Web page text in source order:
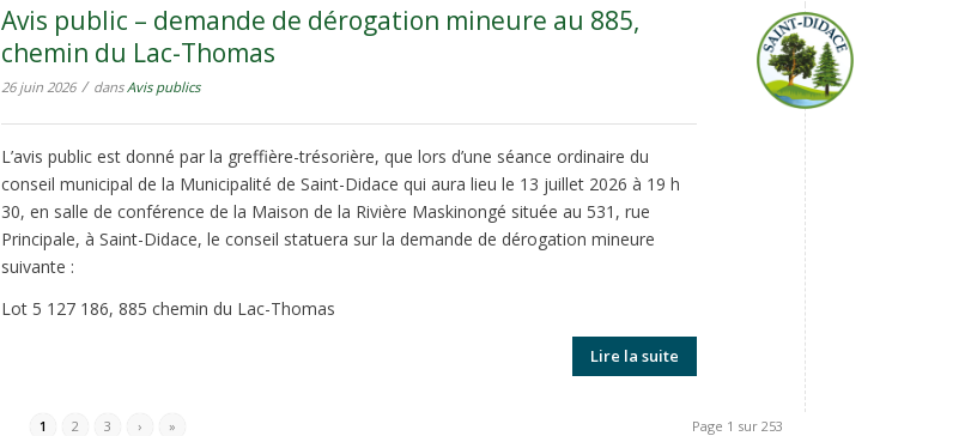
Avis public – demande de dérogation mineure au 885,
chemin du Lac-Thomas
26 juin 2026 / dansAvis publics
L’avis public est donné par la greffière-trésorière, que lors d’une séance ordinaire du
conseil municipal de la Municipalité de Saint-Didace qui aura lieu le 13 juillet 2026 à 19 h
30, en salle de conférence de la Maison de la Rivière Maskinongé située au 531, rue
Principale, à Saint-Didace, le conseil statuera sur la demande de dérogation mineure
suivante :
Lot 5 127 186, 885 chemin du Lac-Thomas
Lire la suite
Page 1 sur 253
1 2 3 › »